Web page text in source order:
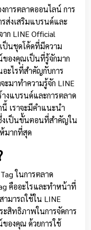
การตลาดออนไลน์ การ
ส่งเสริมแบรนด์และ
ก LINE Official
ป็นชุดโค้ดที่มีความ
ของคุณเป็นที่รู้จักมาก
ะไรที่สำคัญกับการ
ะมาทำความรู้จัก LINE
งแบรนด์และการตลาด
เราจะมีคำแนะนำ
งเป็นขั้นตอนที่สำคัญใน
มากที่สุด
ในการตลาด
คืออะไรและทำหน้าที่
ามารถใช้ใน LINE
สิทธิภาพในการจัดการ
องคุณ ด้วยการใช้